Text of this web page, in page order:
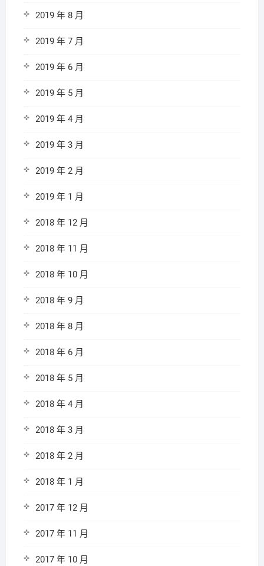
2019 年 8 月
2019 年 7 月
2019 年 6 月
2019 年 5 月
2019 年 4 月
2019 年 3 月
2019 年 2 月
2019 年 1 月
2018 年 12 月
2018 年 11 月
2018 年 10 月
2018 年 9 月
2018 年 8 月
2018 年 6 月
2018 年 5 月
2018 年 4 月
2018 年 3 月
2018 年 2 月
2018 年 1 月
2017 年 12 月
2017 年 11 月
2017 年 10 月